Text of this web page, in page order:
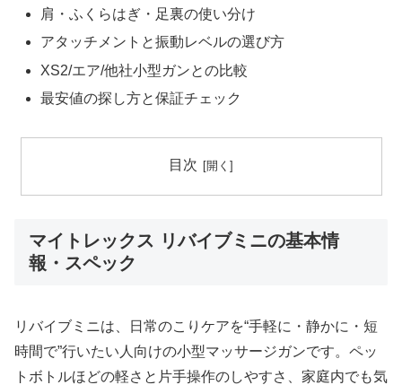
肩・ふくらはぎ・足裏の使い分け
アタッチメントと振動レベルの選び方
XS2/エア/他社小型ガンとの比較
最安値の探し方と保証チェック
目次
マイトレックス リバイブミニの基本情
報・スペック
リバイブミニは、日常のこりケアを“手軽に・静かに・短
時間で”行いたい人向けの小型マッサージガンです。ペッ
トボトルほどの軽さと片手操作のしやすさ、家庭内でも気